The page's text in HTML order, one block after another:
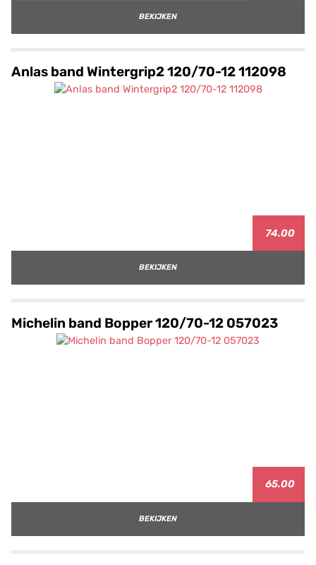
BEKIJKEN
Anlas band Wintergrip2 120/70-12 112098
74.00
BEKIJKEN
Michelin band Bopper 120/70-12 057023
65.00
BEKIJKEN